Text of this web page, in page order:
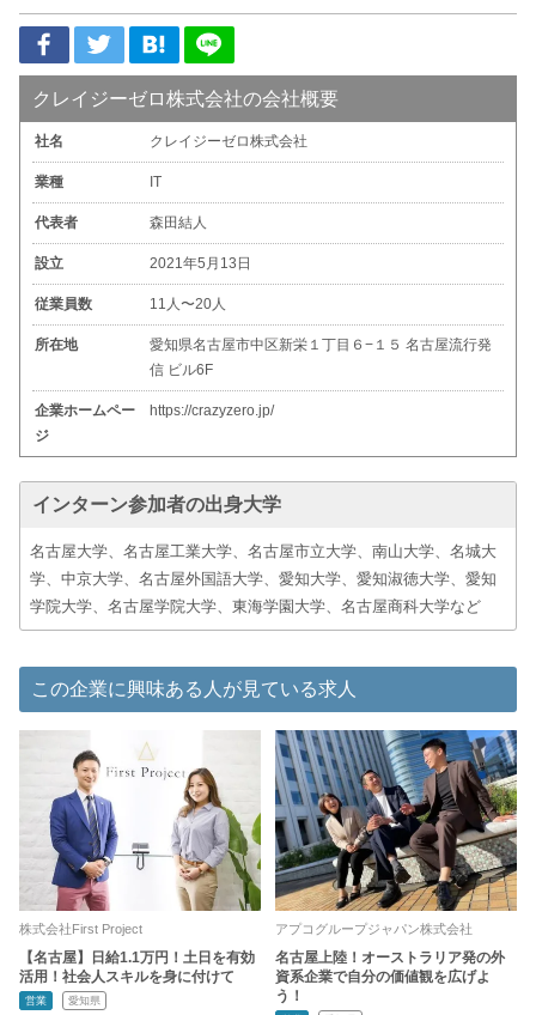
クレイジーゼロ株式会社の会社概要
社名 クレイジーゼロ株式会社
業種 IT
代表者 森田結人
設立 2021年5月13日
従業員数 11人〜20人
所在地
愛知県名古屋市中区新栄１丁目６−１５ 名古屋流行発
信 ビル6F
企業ホームペー
ジ
https://crazyzero.jp/
インターン参加者の出身大学
名古屋大学、名古屋工業大学、名古屋市立大学、南山大学、名城大
学、中京大学、名古屋外国語大学、愛知大学、愛知淑徳大学、愛知
学院大学、名古屋学院大学、東海学園大学、名古屋商科大学など
この企業に興味ある人が見ている求人
株式会社First Project
【名古屋】日給1.1万円！土日を有効
活用！社会人スキルを身に付けて
営業 愛知県
アプコグループジャパン株式会社
名古屋上陸！オーストラリア発の外
資系企業で自分の価値観を広げよ
う！